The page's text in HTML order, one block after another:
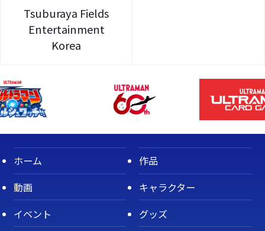
Tsuburaya Fields
Entertainment
Korea
ホーム
作品
動画
キャラクター
イベント
グッズ